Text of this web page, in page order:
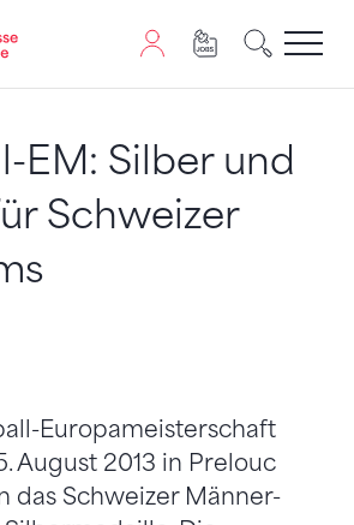
du sitenpour naviguer sur ce site.
EM: Silber und
Schweizer
Europameisterschaft
August 2013 in Prelouc
das Schweizer Männer-